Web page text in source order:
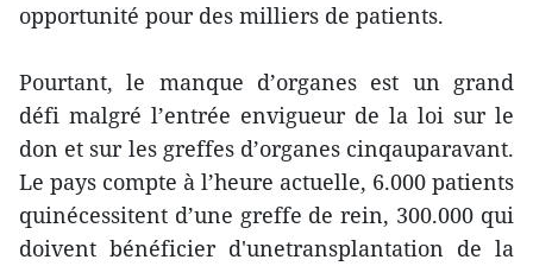
opportunité pour des milliers de patients.
Pourtant, le manque d’organes est un grand
défi malgré l’entrée envigueur de la loi sur le
don et sur les greffes d’organes cinqauparavant.
Le pays compte à l’heure actuelle, 6.000 patients
quinécessitent d’une greffe de rein, 300.000 qui
doivent bénéficier d'unetransplantation de la